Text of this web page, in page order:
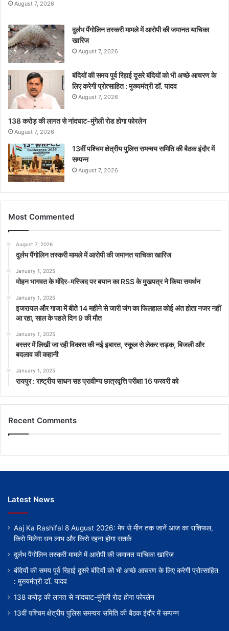
August 7, 2026
दुर्लभ पैंगोलिन तस्करी मामले में आरोपी की जमानत याचिका
खारिज
August 7, 2026
बंदियों की समय पूर्व रिहाई दूसरे बंदियों को भी अच्छे आचरण के
लिए करेगी प्रोत्साहित : मुख्यमंत्री डॉ. यादव
August 7, 2026
138 करोड़ की लागत से नांदघाट-मुंगेली रोड होगा फोरलेन
August 7, 2026
13वीं पश्चिम क्षेत्रीय पुलिस समन्वय समिति की बैठक इंदौर में
सम्पन्न
August 7, 2026
Most Commented
August 7, 2026
दुर्लभ पैंगोलिन तस्करी मामले में आरोपी की जमानत याचिका खारिज
January 1, 2025
मोहन भागवत के मंदिर-मस्जिद पर बयान का RSS के मुखपत्र ने किया समर्थन
January 1, 2025
इजरायल और गाजा में बीते 14 महीने से जारी जंग का फिलहाल कोई अंत होता नजर नहीं
आ रहा, साल के पहले दिन 9 की मौत
January 1, 2025
बस्तर में लिखी जा रही विकास की नई इबारत, स्कूल से लेकर सड़क, बिजली और
बदलाव की कहानी
January 1, 2025
रायपुर : राष्ट्रीय साधन सह प्रावीण्य छात्रवृत्ति परीक्षा 16 फरवरी को
Recent Comments
Latest News
Aaj Ka Rashifal 8 August 2026: मेष से मीन तक जानें आज का राशिफल,
किसे मिलेगा धन लाभ और किसे रहना होगा सतर्क
दुर्लभ पैंगोलिन तस्करी मामले में आरोपी की जमानत याचिका खारिज
बंदियों की समय पूर्व रिहाई दूसरे बंदियों को भी अच्छे आचरण के लिए करेगी प्रोत्साहित
: मुख्यमंत्री डॉ. यादव
138 करोड़ की लागत से नांदघाट-मुंगेली रोड होगा फोरलेन
13वीं पश्चिम क्षेत्रीय पुलिस समन्वय समिति की बैठक इंदौर में सम्पन्न